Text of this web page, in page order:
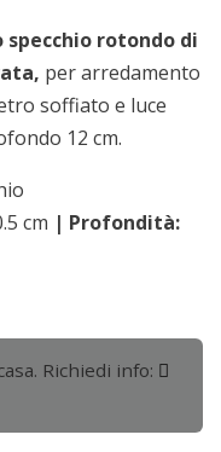
rotondo di
per arredamento
soffiato e luce
12 cm.
cm | Profondità:
Richiedi info: